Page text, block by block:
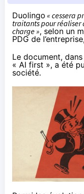
Duolingo « cessera
traitants pour réaliser
charge », selon un
PDG de
Le document,
« AI first », a été
société.